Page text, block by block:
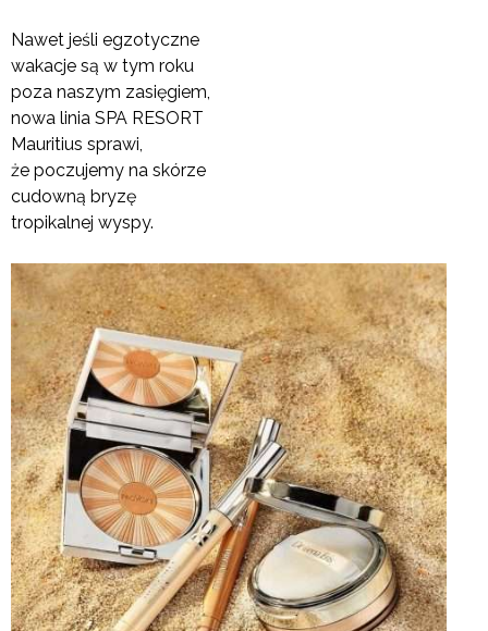
Nawet jeśli egzotyczne
wakacje są w tym roku
poza naszym zasięgiem,
nowa linia SPA RESORT
Mauritius sprawi,
że poczujemy na skórze
cudowną bryzę
tropikalnej wyspy.